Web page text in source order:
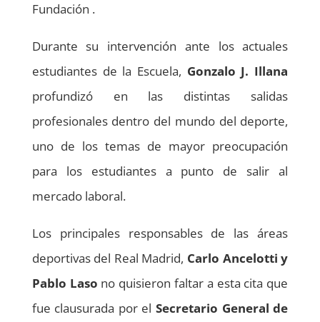
Fundación .
Durante su intervención ante los actuales
estudiantes de la Escuela, Gonzalo J. Illana
profundizó en las distintas salidas
profesionales dentro del mundo del deporte,
uno de los temas de mayor preocupación
para los estudiantes a punto de salir al
mercado laboral.
Los principales responsables de las áreas
deportivas del Real Madrid, Carlo Ancelotti y
Pablo Laso no quisieron faltar a esta cita que
fue clausurada por elSecretario General de